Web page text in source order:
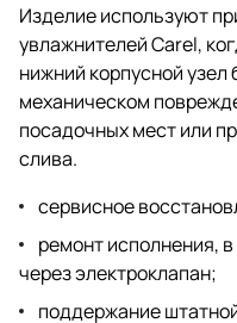
Изделие используют
увлажнителей Carel,
нижний корпусной узел
механическом
посадочных мест или
слива.
сервисное
ремонт исполнения,
через электроклапан;
поддержание